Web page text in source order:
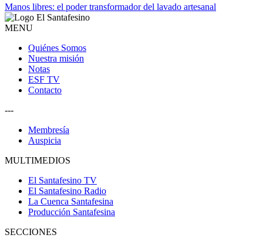
Manos libres: el poder transformador del lavado artesanal
MENU
Quiénes Somos
Nuestra misión
Notas
ESF TV
Contacto
---
Membresía
Auspicia
MULTIMEDIOS
El Santafesino TV
El Santafesino Radio
La Cuenca Santafesina
Producción Santafesina
SECCIONES